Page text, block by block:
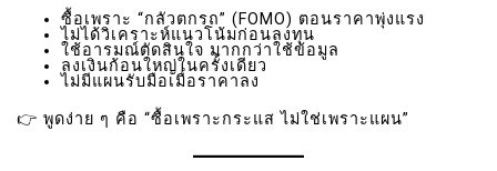
ซื้อเพราะ “กลัวตกรถ” (FOMO) ตอนราคาพุ่งแรง
ไม่ได้วิเคราะห์แนวโน้มก่อนลงทุน
ใช้อารมณ์ตัดสินใจ มากกว่าใช้ข้อมูล
ลงเงินก้อนใหญ่ในครั้งเดียว
ไม่มีแผนรับมือเมื่อราคาลง
👉 พูดง่าย ๆ คือ “ซื้อเพราะกระแส ไม่ใช่เพราะแผน”